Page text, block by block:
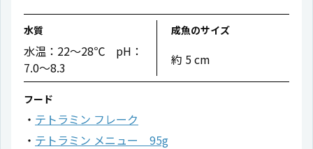
水質
水温：22〜28℃ pH：
7.0〜8.3
成魚のサイズ
約 5 cm
フード
テトラミン フレーク
テトラミン メニュー 95g